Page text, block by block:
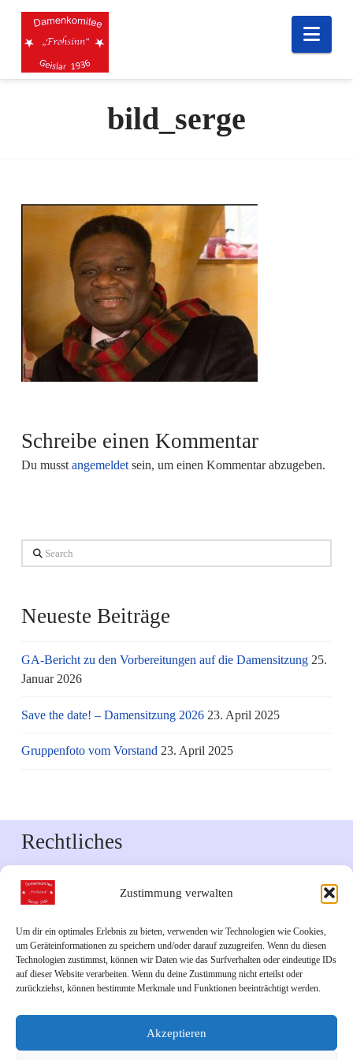
Zustimmung verwalten
Um dir ein optimales Erlebnis zu bieten, verwenden wir Technologien wie Cookies,
um Geräteinformationen zu speichern und/oder darauf zuzugreifen. Wenn du diesen
Technologien zustimmst, können wir Daten wie das Surfverhalten oder eindeutige IDs
auf dieser Website verarbeiten. Wenn du deine Zustimmung nicht erteilst oder
zurückziehst, können bestimmte Merkmale und Funktionen beeinträchtigt werden.
Akzeptieren
bild_serge
Schreibe einen Kommentar
Du musst angemeldetsein, um einen Kommentar abzugeben.
Search
Neueste Beiträge
GA-Bericht zu den Vorbereitungen auf die Damensitzung 25.
Januar 2026
Save the date! – Damensitzung 2026 23. April 2025
Gruppenfoto vom Vorstand 23. April 2025
Rechtliches
Impressum
Datenschutzerklärung
Downloads
Veranstaltungskalender 2026